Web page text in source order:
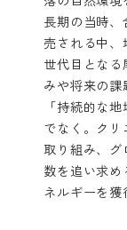
長期の当時
売される中、
世代目とな
みや将来の課
「持続的な
でなく。ク
取り組み、グ
数を追い求
ネルギーを